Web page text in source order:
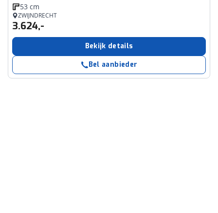
53 cm
ZWIJNDRECHT
3.624,-
Bekijk details
Bel aanbieder